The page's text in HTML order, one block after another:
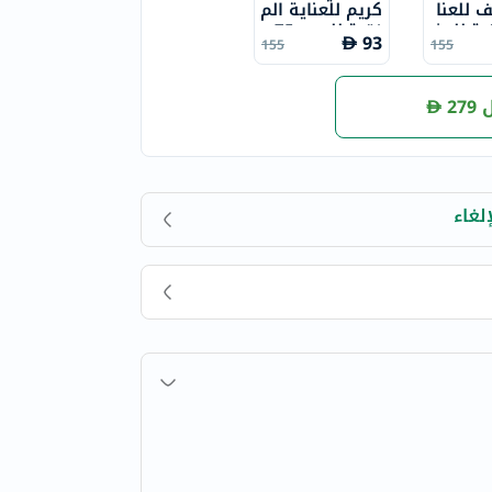
للعنا
للبش
للبق
155
كريم للعناية الم
نقية للوجه 75 م
ل
93
155
279